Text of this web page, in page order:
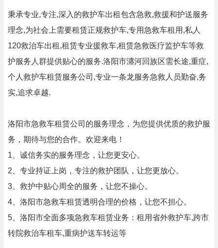
秉承专业,专注,深入的救护车出租包含急救,救援和护送服务
理念,为社会上需要租赁正规救护车,专用急救车租用,私人
120救治车出租,租赁专业援救车,租赁急救医疗监护车等救
护服务人群提供贴心的服务.洛阳市瀍河回族区需长途,重症,
个人救护车租赁服务公司,专业一条龙服务急救人员勤奋,务
实,追求卓越.
洛阳市急救车租赁公司的服务理念，为您提供优质的救护服
务，期待与您的合作。欢迎来电！
1、诚信务实的服务理念，让您更安心。
2、专业持证上岗，专注的救护团队，让您更放心。
3、救护中贴心周全的服务，让您不操心。
4、洛阳市急救车租赁透明合理的价格，让您不担心。
5、洛阳市全面多项急救车租赁业务：租用省外救护车,跨市
转院救治车租车,重病护送车转运等